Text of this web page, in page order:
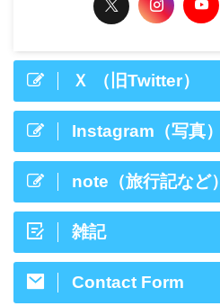
Ｘ （旧Twitter）
Instagram（写真）
note（旅行記など）
雑記
Contact Form